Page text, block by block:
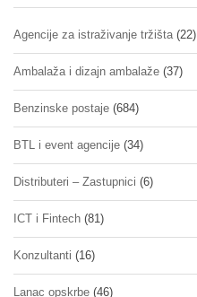
Agencije za istraživanje tržišta(22)
Ambalaža i dizajn ambalaže (37)
Benzinske postaje (684)
BTL i event agencije (34)
Distributeri – Zastupnici (6)
ICT i Fintech (81)
Konzultanti (16)
Lanac opskrbe (46)